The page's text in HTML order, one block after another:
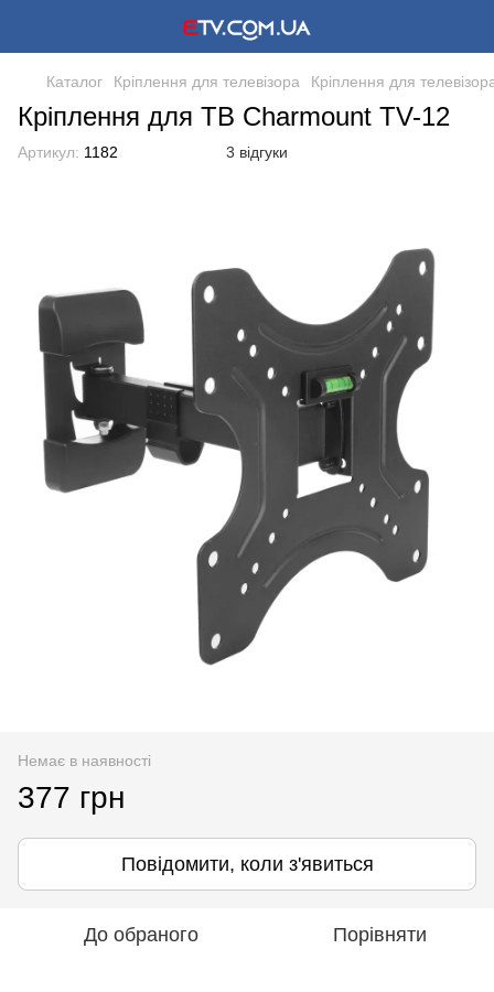
Каталог Кріплення для телевізора Кріплення для
Кріплення для ТВ Charmount TV-12
Артикул: 1182 3 відгуки
Немає в наявності
377 грн
Повідомити, коли з'явиться
До обраного Порівняти